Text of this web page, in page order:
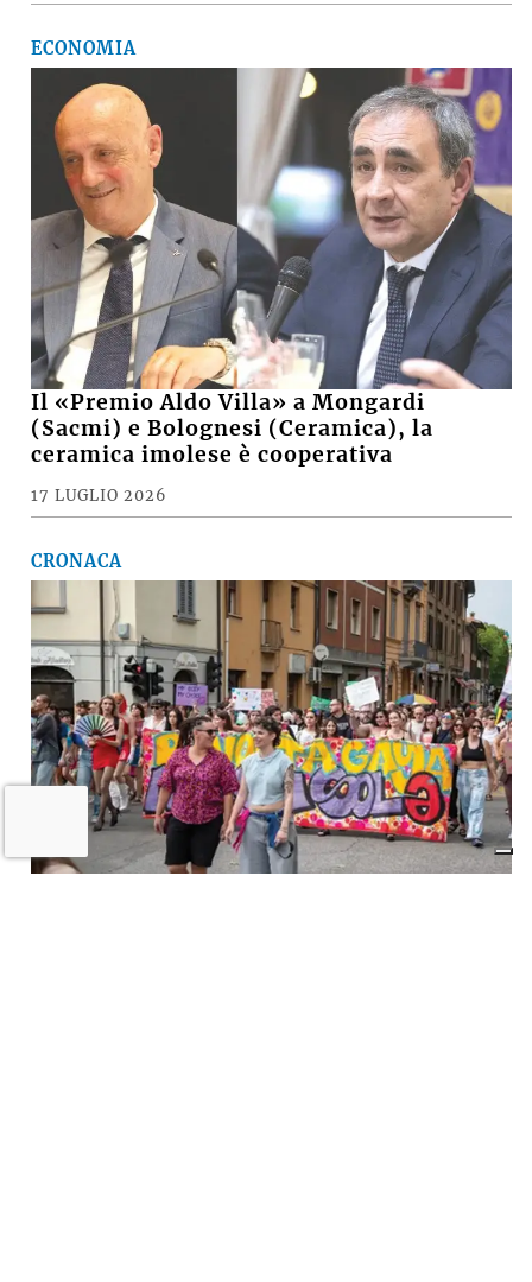
ECONOMIA
Il «Premio Aldo Villa» a Mongardi
(Sacmi) e Bolognesi (Ceramica), la
ceramica imolese è cooperativa
17 LUGLIO 2026
CRONACA